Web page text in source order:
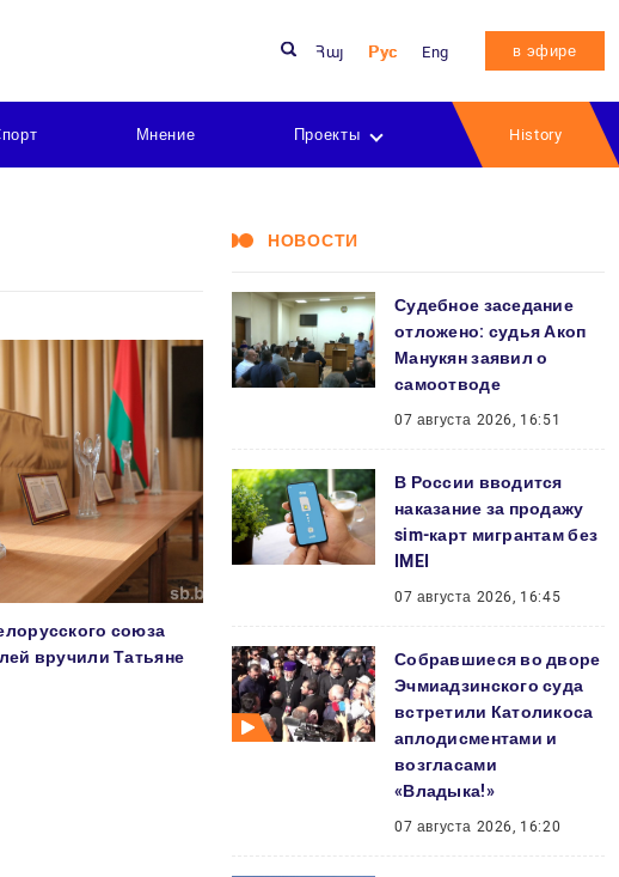
Հայ Рус Eng в эфире
Мнение Проекты History
союза
вручили Татьяне
НОВОСТИ
Судебное заседание
отложено: судья Акоп
Манукян заявил о
самоотводе
07 августа 2026, 16:51
В России вводится
наказание за продажу
sim-карт мигрантам без
IMEI
07 августа 2026, 16:45
Собравшиеся во дворе
Эчмиадзинского суда
встретили Католикоса
аплодисментами и
возгласами
«Владыка!»
07 августа 2026, 16:20